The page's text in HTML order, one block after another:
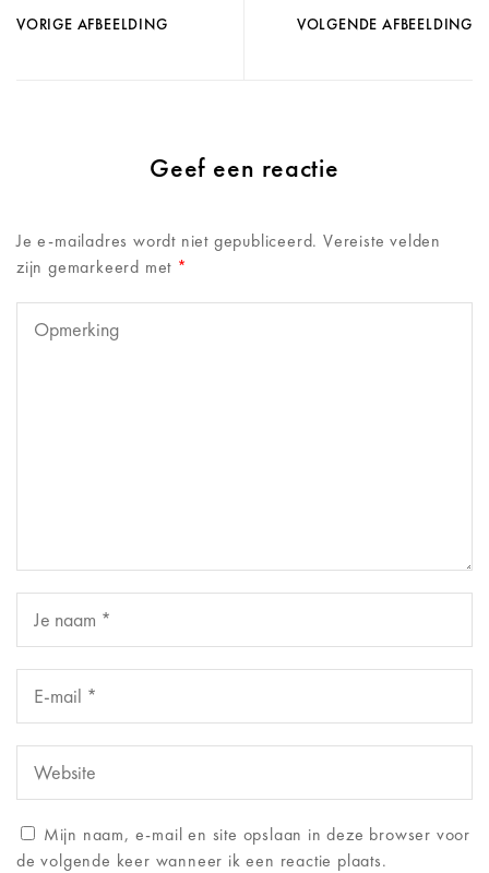
VORIGE AFBEELDING VOLGENDE AFBEELDING
Geef een reactie
Je e-mailadres wordt niet gepubliceerd. Vereiste velden
zijn gemarkeerd met *
Mijn naam, e-mail en site opslaan in deze browser voor
de volgende keer wanneer ik een reactie plaats.